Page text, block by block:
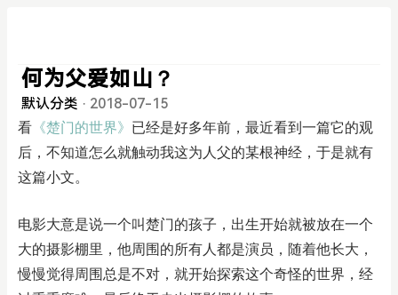
何为父爱如山？
默认分类 · 2018-07-15
看 《楚门的世界》 已经是好多年前，最近看到一篇它的观
后，不知道怎么就触动我这为人父的某根神经，于是就有
这篇小文。
电影大意是说一个叫楚门的孩子，出生开始就被放在一个
大的摄影棚里，他周围的所有人都是演员，随着他长大，
慢慢觉得周围总是不对，就开始探索这个奇怪的世界，经